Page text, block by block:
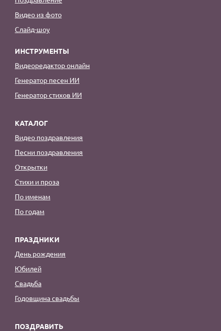
Видео из фото
Слайд-шоу
ИНСТРУМЕНТЫ
Видеоредактор онлайн
Генератор песен ИИ
Генератор стихов ИИ
КАТАЛОГ
Видео поздравления
Песни поздравления
Открытки
Стихи и проза
По именам
По годам
ПРАЗДНИКИ
День рождения
Юбилей
Свадьба
Годовщина свадьбы
ПОЗДРАВИТЬ